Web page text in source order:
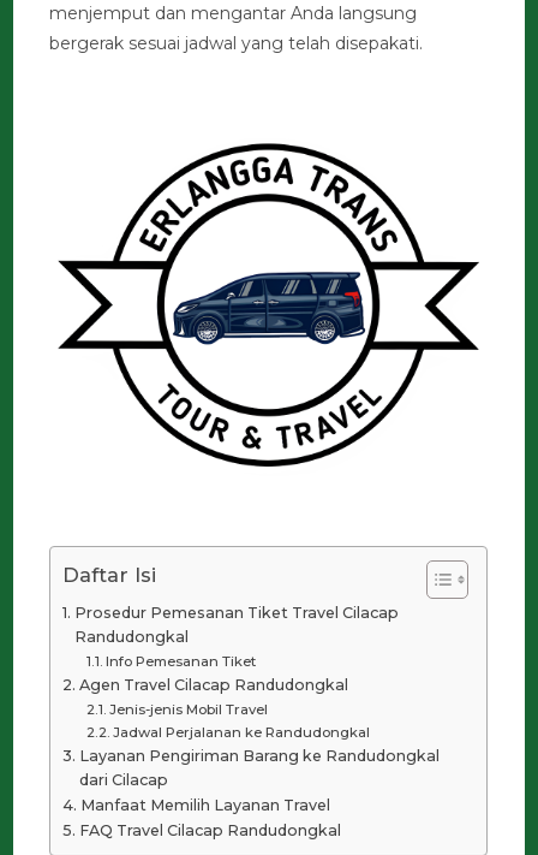
menjemput dan mengantar Anda langsung
bergerak sesuai jadwal yang telah disepakati.
Daftar Isi
Prosedur Pemesanan Tiket Travel Cilacap
Randudongkal
Info Pemesanan Tiket
Agen Travel Cilacap Randudongkal
Jenis-jenis Mobil Travel
Jadwal Perjalanan ke Randudongkal
Layanan Pengiriman Barang ke Randudongkal
dari Cilacap
Manfaat Memilih Layanan Travel
FAQ Travel Cilacap Randudongkal